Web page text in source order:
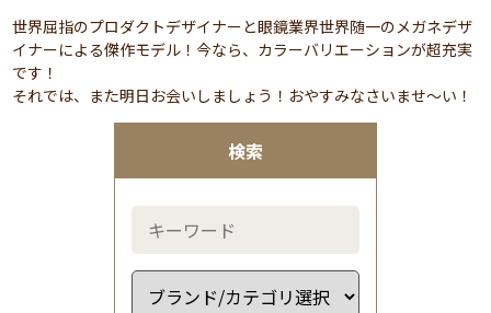
検索
世界屈指のプロダクトデザイナーと眼鏡業界世界随一のメガネデザ
イナーによる傑作モデル！今なら、カラーバリエーションが超充実
です！
それでは、また明日お会いしましょう！おやすみなさいませ～い！